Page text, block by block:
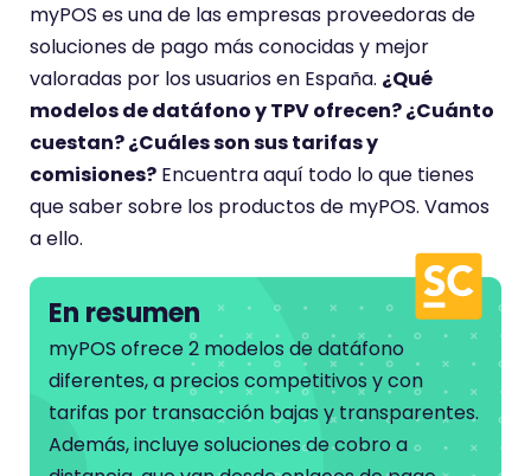
u
n
a
p
u
n
t
u
a
myPOS es una de las empresas proveedoras de
soluciones de pago más conocidas y mejor
valoradas por los usuarios en España. ¿Qué
modelos de datáfono y TPV ofrecen? ¿Cuánto
cuestan? ¿Cuáles son sus tarifas y
comisiones? Encuentra aquí todo lo que tienes
que saber sobre los productos de myPOS. Vamos
a ello.
En resumen
myPOS ofrece 2 modelos de datáfono
diferentes, a precios competitivos y con
tarifas por transacción bajas y transparentes.
Además, incluye soluciones de cobro a